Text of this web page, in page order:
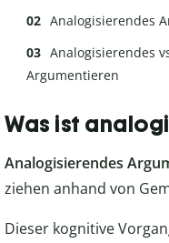
Analogisierendes
Analogisierendes
Argumentieren
Was ist
Analogisierendes
ziehen anhand von
Dieser kognitive